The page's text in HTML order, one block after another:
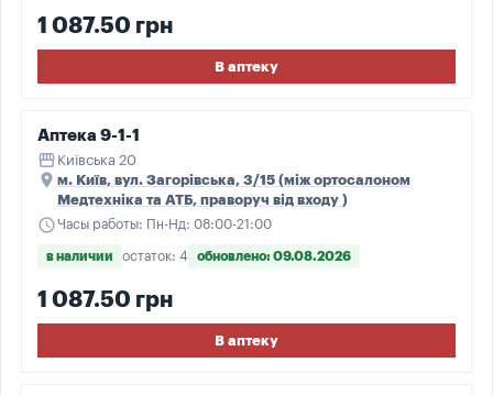
1 087.50 грн
В аптеку
Аптека 9-1-1
storefront Київська 20
place м. Київ, вул. Загорівська, 3/15 (між ортосалоном
Медтехніка та АТБ, праворуч від входу )
scheduleЧасы работы: Пн-Нд: 08:00-21:00
в наличии остаток: 4 обновлено: 09.08.2026
1 087.50 грн
В аптеку